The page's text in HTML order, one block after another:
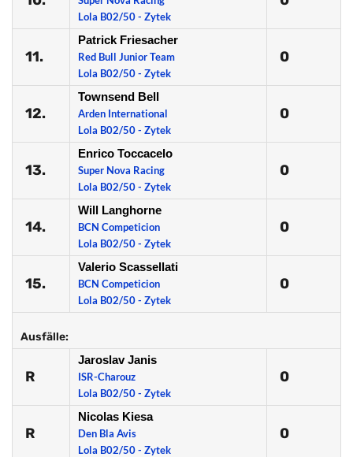
Lola B02/50 - Zytek
11.
Patrick Friesacher
Red Bull Junior Team
Lola B02/50 - Zytek
0
12.
Townsend Bell
Arden International
Lola B02/50 - Zytek
0
13.
Enrico Toccacelo
Super Nova Racing
Lola B02/50 - Zytek
0
14.
Will Langhorne
BCN Competicion
Lola B02/50 - Zytek
0
15.
Valerio Scassellati
BCN Competicion
Lola B02/50 - Zytek
0
Ausfälle:
R
Jaroslav Janis
ISR-Charouz
Lola B02/50 - Zytek
0
R
Nicolas Kiesa
Den Bla Avis
Lola B02/50 - Zytek
0